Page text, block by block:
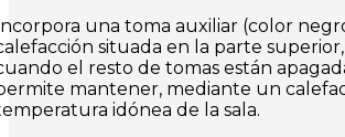
una toma auxiliar (color
situada en la parte superior,
el resto de tomas están
mantener, mediante un
idónea de la sala.